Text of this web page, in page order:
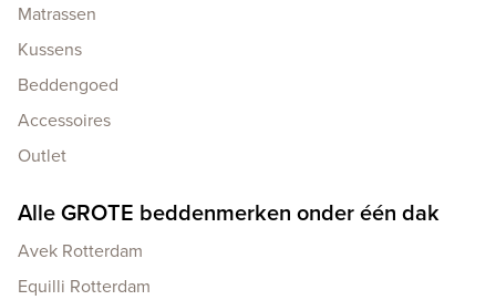
Matrassen
Kussens
Beddengoed
Accessoires
Outlet
Alle GROTE beddenmerken onder één dak
Avek Rotterdam
Equilli Rotterdam